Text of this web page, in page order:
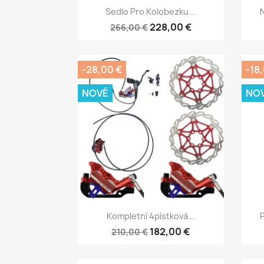
Rychlý náhled
Sedlo Pro Kolobezku...
266,00 €228,00 €
Rychlý náhled
Kompletní 4pístková...
210,00 €182,00 €
-28,00 €
NOVÉ
-